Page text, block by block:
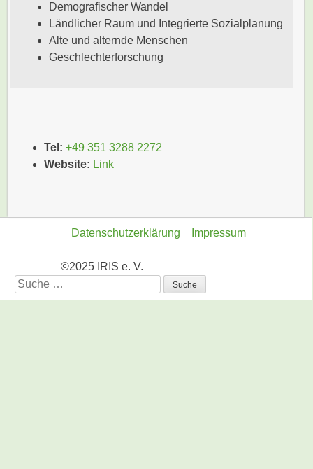
Demografischer Wandel
Ländlicher Raum und Integrierte Sozialplanung
Alte und alternde Menschen
Geschlechterforschung
Tel:+49 351 3288 2272
Website: Link
Datenschutzerklärung Impressum
©2025 IRIS e. V.
Suche
nach: